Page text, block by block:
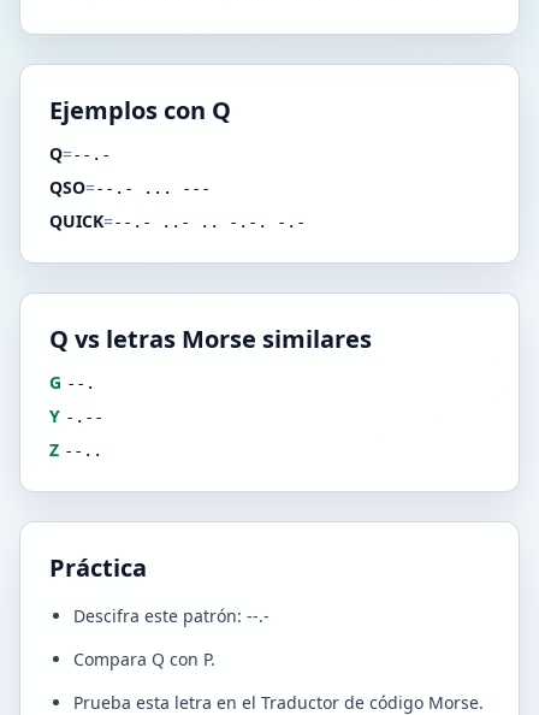
Ejemplos con Q
Q=--.-
QSO=--.- ... ---
QUICK=--.- ..- .. -.-. -.-
Q vs letras Morse similares
G --.
Y -.--
Z --..
Práctica
Descifra este patrón: --.-
Compara Q con P.
Prueba esta letra en el Traductor de código Morse.